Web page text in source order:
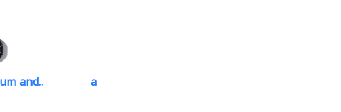
and.. al barary aluminum..